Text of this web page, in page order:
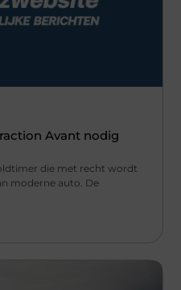
Avant nodig
die met recht wordt
moderne auto. De